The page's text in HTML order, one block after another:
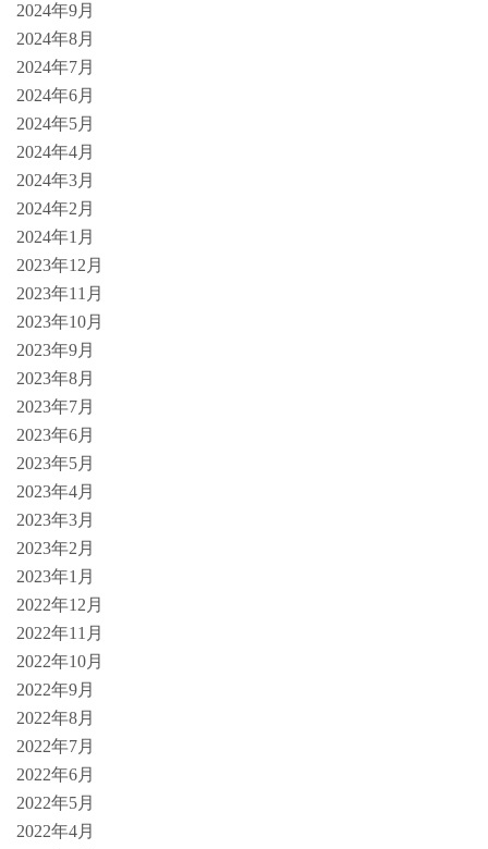
2024年9月
2024年8月
2024年7月
2024年6月
2024年5月
2024年4月
2024年3月
2024年2月
2024年1月
2023年12月
2023年11月
2023年10月
2023年9月
2023年8月
2023年7月
2023年6月
2023年5月
2023年4月
2023年3月
2023年2月
2023年1月
2022年12月
2022年11月
2022年10月
2022年9月
2022年8月
2022年7月
2022年6月
2022年5月
2022年4月